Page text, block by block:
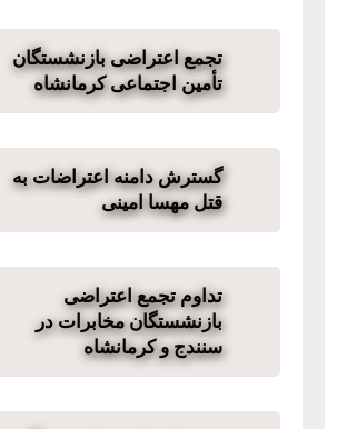
تجمع اعتراضی بازنشستگان
تأمین اجتماعی کرمانشاه
گسترش دامنه اعتراضات به
قتل مهسا امینی
تداوم تجمع اعتراضی
بازنشستگان مخابرات در
سنندج و کرمانشاه